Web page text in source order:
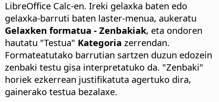
LibreOffice Calc-en. Ireki gelaxka baten edo
gelaxka-barruti baten laster-menua, aukeratu
Gelaxken formatua - Zenbakiak, eta ondoren
hautatu "Testua" Kategoria zerrendan.
Formateatutako barrutian sartzen duzun edozein
zenbaki testu gisa interpretatuko da. "Zenbaki"
horiek ezkerrean justifikatuta agertuko dira,
gainerako testua bezalaxe.